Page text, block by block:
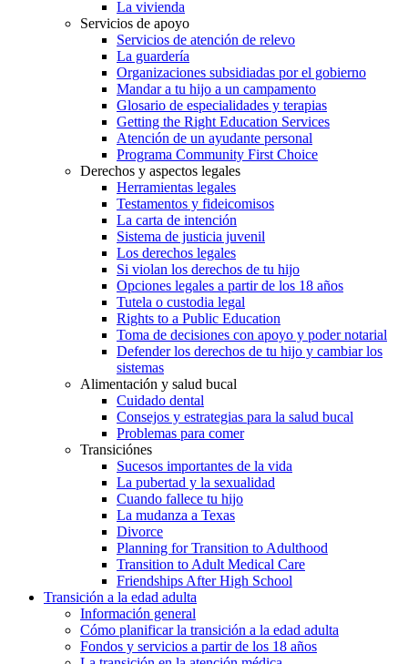
La vivienda
Servicios de apoyo
Servicios de atención de relevo
La guardería
Organizaciones subsidiadas por el gobierno
Mandar a tu hijo a un campamento
Glosario de especialidades y terapias
Getting the Right Education Services
Atención de un ayudante personal
Programa Community First Choice
Derechos y aspectos legales
Herramientas legales
Testamentos y fideicomisos
La carta de intención
Sistema de justicia juvenil
Los derechos legales
Si violan los derechos de tu hijo
Opciones legales a partir de los 18 años
Tutela o custodia legal
Rights to a Public Education
Toma de decisiones con apoyo y poder notarial
Defender los derechos de tu hijo y cambiar los
sistemas
Alimentación y salud bucal
Cuidado dental
Consejos y estrategias para la salud bucal
Problemas para comer
Transiciónes
Sucesos importantes de la vida
La pubertad y la sexualidad
Cuando fallece tu hijo
La mudanza a Texas
Divorce
Planning for Transition to Adulthood
Transition to Adult Medical Care
Friendships After High School
Transición a la edad adulta
Información general
Cómo planificar la transición a la edad adulta
Fondos y servicios a partir de los 18 años